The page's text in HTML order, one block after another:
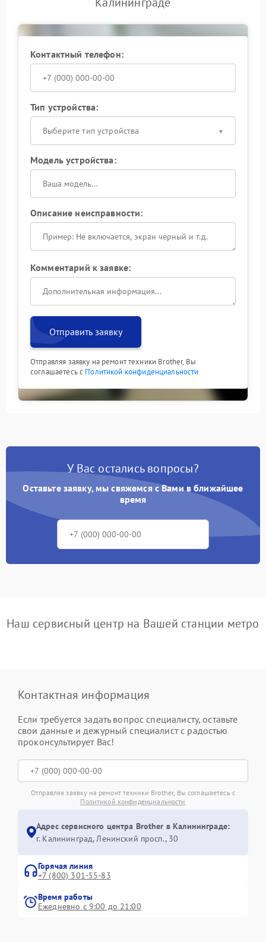
Контактный телефон:
Тип устройства:
Выберите тип устройства
Модель устройства:
Описание неисправности:
Комментарий к заявке:
Отправить заявку
Отправляя заявку на ремонт техники Brother, Вы
соглашаетесь с Политикой конфиденциальности
У Вас остались вопросы?
Оставьте заявку, мы свяжемся с Вами в ближайшее
время
Наш сервисный центр на Вашей станции метро
Контактная информация
Если требуется задать вопрос специалисту, оставьте
свои данные и дежурный специалист с радостью
проконсультирует Вас!
Отправляя заявку на ремонт техники Brother, Вы соглашаетесь с
Политикой конфиденциальности
Адрес сервисного центра Brother в Калининграде:
г. Калининград, Ленинский просп., 30
Горячая линия
+7 (800) 301-55-83
Время работы
Ежедневно с 9:00 до 21:00